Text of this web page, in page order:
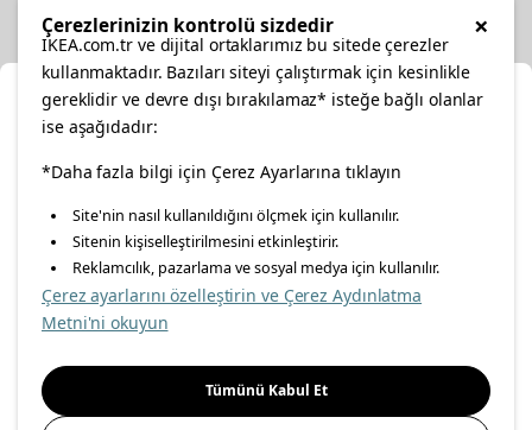
facebooktwitterinstagrampinterestyoutube
linkedin
Enerji Politikası Bilgi Güvenliği Politikası
Gıda Güvenliği Politikası
Önemli Bilgilendirme İnternet Sitesi Gizlilik Politikası
Konumunuzu Seçin
İnternetten vereceğiniz siparişlerinizde size özel hizmet ve
içerikleri görebilmek için lütfen konumuzu seçin.
İl seçiniz
Seçiniz
×
Çerezlerinizin kontrolü sizdedir
IKEA.com.tr ve dijital ortaklarımız bu sitede çerezler
kullanmaktadır. Bazıları siteyi çalıştırmak için kesinlikle
gereklidir ve devre dışı bırakılamaz* isteğe bağlı olanlar
ise aşağıdadır:
*Daha fazla bilgi için Çerez Ayarlarına tıklayın
Site'nin nasıl kullanıldığını ölçmek için kullanılır.
Sitenin kişiselleştirilmesini etkinleştirir.
Reklamcılık, pazarlama ve sosyal medya için kullanılır.
Çerez ayarlarını özelleştirin ve Çerez Aydınlatma
Metni'ni okuyun
Tümünü Kabul Et